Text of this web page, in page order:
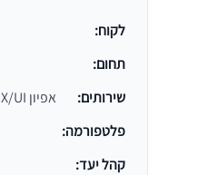
לקוח:
תחום:
שירותים:
אפיון UX/UI, פיתוח אפליקציית Web ואינטגרציות
פלטפורמה:
קהל יעד: